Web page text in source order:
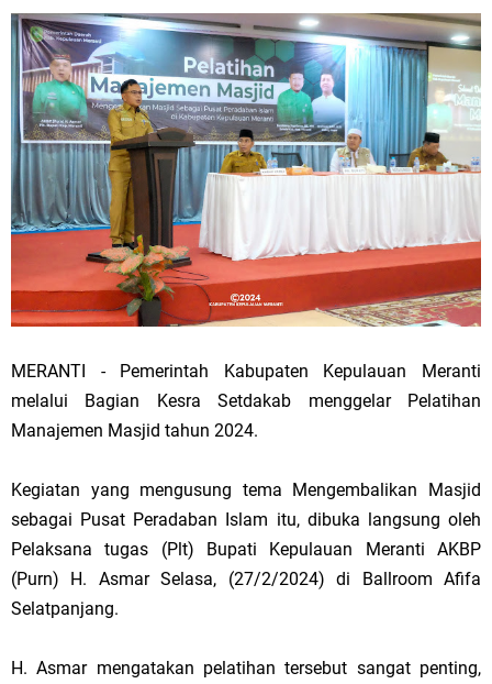
MERANTI - Pemerintah Kabupaten Kepulauan Meranti
melalui Bagian Kesra Setdakab menggelar Pelatihan
Manajemen Masjid tahun 2024.
Kegiatan yang mengusung tema Mengembalikan Masjid
sebagai Pusat Peradaban Islam itu, dibuka langsung oleh
Pelaksana tugas (Plt) Bupati Kepulauan Meranti AKBP
(Purn) H. Asmar Selasa, (27/2/2024) di Ballroom Afifa
Selatpanjang.
H. Asmar mengatakan pelatihan tersebut sangat penting,